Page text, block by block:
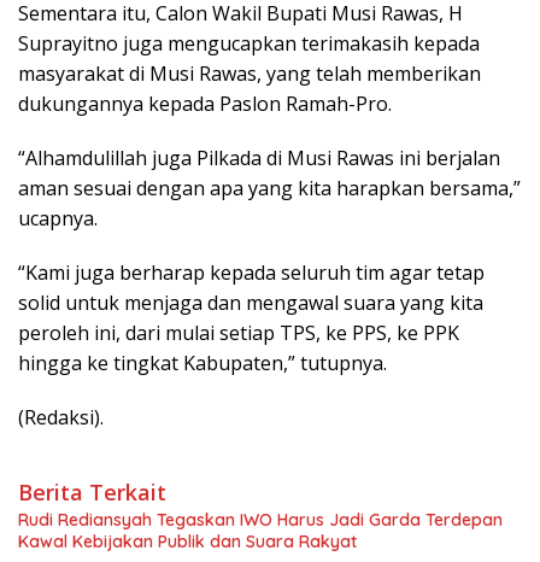
Sementara itu, Calon Wakil Bupati Musi Rawas, H
Suprayitno juga mengucapkan terimakasih kepada
masyarakat di Musi Rawas, yang telah memberikan
dukungannya kepada Paslon Ramah-Pro.
“Alhamdulillah juga Pilkada di Musi Rawas ini berjalan
aman sesuai dengan apa yang kita harapkan bersama,”
ucapnya.
“Kami juga berharap kepada seluruh tim agar tetap
solid untuk menjaga dan mengawal suara yang kita
peroleh ini, dari mulai setiap TPS, ke PPS, ke PPK
hingga ke tingkat Kabupaten,” tutupnya.
(Redaksi).
Berita Terkait
Rudi Rediansyah Tegaskan IWO Harus Jadi Garda Terdepan
Kawal Kebijakan Publik dan Suara Rakyat